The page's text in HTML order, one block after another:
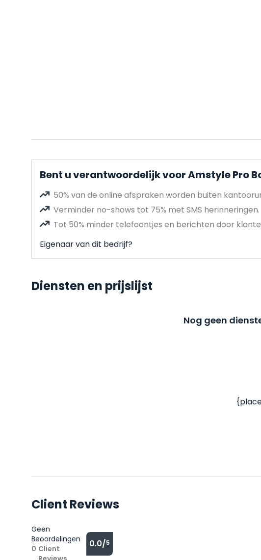
Bent u verantwoordelijk voor Amstyle Pro
50% van de online afspraken worden buiten
Verminder no-shows tot 75% met SMS herinneringen.
Tot 50% minder telefoontjes en berichten door
Eigenaar van dit bedrijf?
Diensten en prijslijst
Nog geen
Client Reviews
Geen
Beoordelingen
0 Client
0.0/5